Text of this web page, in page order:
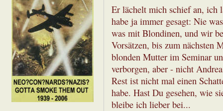
Er lächelt mich schief an, ich
habe ja immer gesagt: Nie
was mit Blondinen, und wir
Vorsätzen, bis zum nächsten
blonden Mutter im Seminar
verborgen, aber - nicht
Rest ist nicht mal einen
habe. Hast Du gesehen, wie
bleibe ich lieber bei...